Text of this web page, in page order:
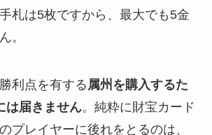
札は5枚ですから、最大でも5金
。
利点を有する 属州を購入するた
は届きません。純粋に財宝カード
プレイヤーに後れをとるのは、